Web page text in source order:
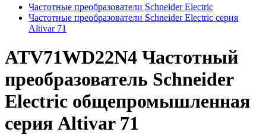
Частотные преобразователи Schneider Electric
Частотные преобразователи Schneider Electric серия
Altivar 71
ATV71WD22N4 Частотный
преобразователь Schneider
Electric общепромышленная
серия Altivar 71